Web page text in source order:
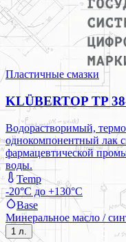
Пластичные смазки
KLÜBERTOP TP
Водорастворимый,
однокомпонентный лак
фармацевтической
воды.
Temp
-20°C до +130°C
Base
Минеральное масло /
1 л.